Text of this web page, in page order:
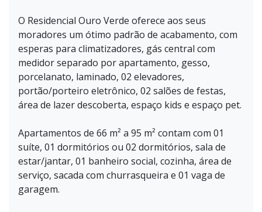
O Residencial Ouro Verde oferece aos seus
moradores um ótimo padrão de acabamento, com
esperas para climatizadores, gás central com
medidor separado por apartamento, gesso,
porcelanato, laminado, 02 elevadores,
portão/porteiro eletrônico, 02 salões de festas,
área de lazer descoberta, espaço kids e espaço pet.
Apartamentos de 66 m² a 95 m² contam com 01
suíte, 01 dormitórios ou 02 dormitórios, sala de
estar/jantar, 01 banheiro social, cozinha, área de
serviço, sacada com churrasqueira e 01 vaga de
garagem.